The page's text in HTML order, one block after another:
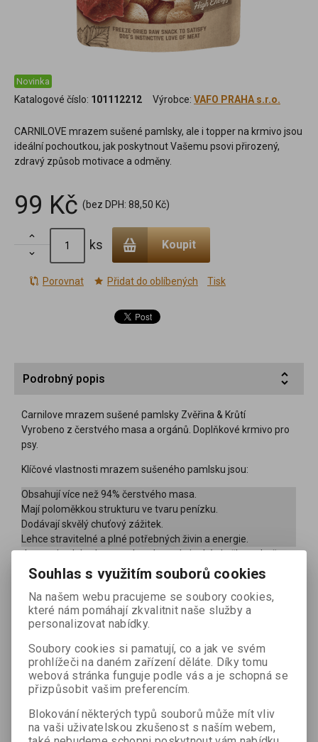
Novinka
Katalogové číslo: 101112212 Výrobce: VAFO PRAHA s.r.o.
CARNILOVE mrazem sušené pamlsky, ale i topper na krmivo jsou
ideální pochoutkou, jak poskytnout Vašemu psovi přirozený,
zdravý způsob motivace a odměny.
99 Kč (bez DPH: 88,50 Kč)


ks Koupit
Porovnat Přidat do oblíbených Tisk
Podrobný popis
Carnilove mrazem sušené pamlsky Zvěřina & Krůtí
Vyrobeno z čerstvého masa a orgánů. Doplňkové krmivo pro
psy.
Klíčové vlastnosti mrazem sušeného pamlsku jsou:
Obsahují více než 94% čerstvého masa.
Mají poloměkkou strukturu ve tvaru penízku.
Dodávají skvělý chuťový zážitek.
Lehce stravitelné a plné potřebných živin a energie.
Jsou nejen lahodnou pochoutkou, ale i také skvělou odměnou
a motivací, jakou můžete svému psovi dát. Ideální pro
budování vztahu a důvěry, ať už se štěňaty nebo dospělými
psy. Jsou také neodolatelnou tréninkovou odměnou, kterou si
zamiluje každý pes.
určené pro dospělé psy ve variantách: Kachna & Kuře jsou
lehce stravitelnější na proteiny, Losos & Krocan díky
přirozenému obsahu omega 3/6 vylepšuje kvalitu srsti a kůže
psa, a Krůta & Zvěřina – tato varianta má vyšší
metabolizovatelnou energii – je tedy vhodnější pro psy v
zátěži.
Souhlas s využitím souborů cookies
Na našem webu pracujeme se soubory cookies,
které nám pomáhají zkvalitnit naše služby a
personalizovat nabídky.
Soubory cookies si pamatují, co a jak ve svém
prohlížeči na daném zařízení děláte. Díky tomu
webová stránka funguje podle vás a je schopná se
přizpůsobit vašim preferencím.
Blokování některých typů souborů může mít vliv
na vaši uživatelskou zkušenost s naším webem,